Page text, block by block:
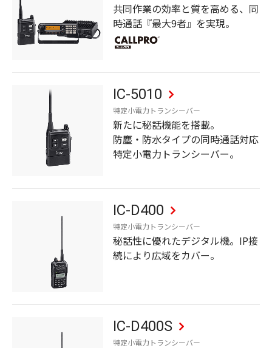
共同作業の効率と質を高める、同
時通話『最大9者』を実現。
IC-5010
特定小電力トランシーバー
新たに秘話機能を搭載。
防塵・防水タイプの同時通話対応
特定小電力トランシーバー。
IC-D400
特定小電力トランシーバー
秘話性に優れたデジタル機。IP接
続により広域をカバー。
IC-D400S
特定小電力トランシーバー